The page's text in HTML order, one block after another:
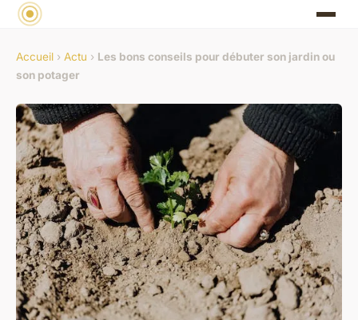
Accueil › Actu › Les bons conseils pour débuter son jardin ou
son potager